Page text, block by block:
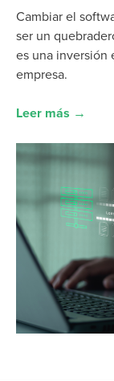
Cambiar el
ser un
es una inversión
empresa.
Leer más →